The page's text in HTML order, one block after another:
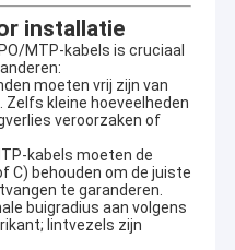
installatie
MTP-kabels is cruciaal
moeten vrij zijn van
kleine hoeveelheden
veroorzaken of
kabels moeten de
C) behouden om de juiste
te garanderen.
buigradius aan volgens
lintvezels zijn